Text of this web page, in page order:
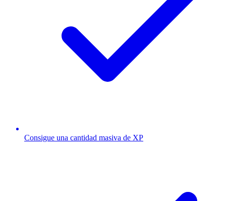
Consigue una cantidad masiva de XP